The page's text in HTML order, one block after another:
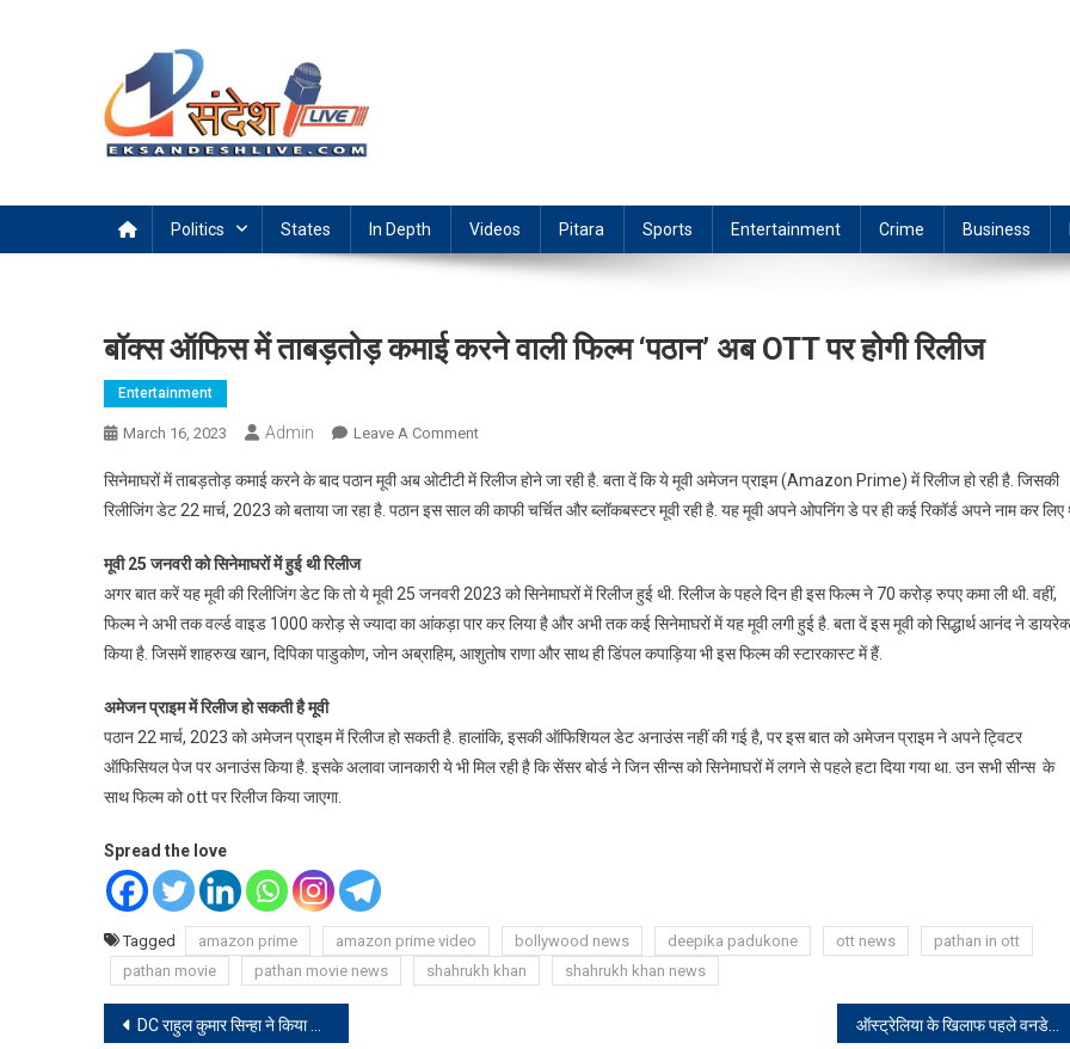
Politics States In Depth Videos Pitara Sports Entertainment Crime Business
बॉक्स ऑफिस में ताबड़तोड़ कमाई करने वाली फिल्म ‘पठान’ अब OTT पर होगी रिलीज
Entertainment
March 16, 2023 Admin Leave A CommentOn
ऑफिस
में
करने
वाली
फिल्म
OTT
पर
सिनेमाघरों में ताबड़तोड़ कमाई करने के बाद पठान मूवी अब ओटीटी में रिलीज होने जा रही है. बता दें कि ये मूवी अमेजन प्राइम (Amazon Prime) में रिलीज हो रही है. जिसकी
रिलीजिंग डेट 22 मार्च, 2023 को बताया जा रहा है. पठान इस साल की काफी चर्चित और ब्लॉकबस्टर मूवी रही है. यह मूवी अपने ओपनिंग डे पर ही कई रिकॉर्ड अपने नाम कर लिए
मूवी 25 जनवरी को सिनेमाघरों में हुई थी रिलीज
अगर बात करें यह मूवी की रिलीजिंग डेट कि तो ये मूवी 25 जनवरी 2023 को सिनेमाघरों में रिलीज हुई थी. रिलीज के पहले दिन ही इस फिल्म ने 70 करोड़ रुपए कमा ली थी. वहीं,
फिल्म ने अभी तक वर्ल्ड वाइड 1000 करोड़ से ज्यादा का आंकड़ा पार कर लिया है और अभी तक कई सिनेमाघरों में यह मूवी लगी हुई है. बता दें इस मूवी को सिद्धार्थ आनंद ने
किया है. जिसमें शाहरुख खान, दिपिका पाडुकोण, जोन अब्राहिम, आशुतोष राणा और साथ ही डिंपल कपाड़िया भी इस फिल्म की स्टारकास्ट में हैं.
अमेजन प्राइम में रिलीज हो सकती है मूवी
पठान 22 मार्च, 2023 को अमेजन प्राइम में रिलीज हो सकती है. हालांकि, इसकी ऑफिशियल डेट अनाउंस नहीं की गई है, पर इस बात को अमेजन प्राइम ने अपने ट्विटर
ऑफिसियल पेज पर अनाउंस किया है. इसके अलावा जानकारी ये भी मिल रही है कि सेंसर बोर्ड ने जिन सीन्स को सिनेमाघरों में लगने से पहले हटा दिया गया था. उन सभी सीन्स के
साथ फिल्म को ott पर रिलीज किया जाएगा.
Spread the love
Tagged amazon prime amazon prime video bollywood news deepika padukone ott news
pathan in ott
pathan movie
pathan movie news shahrukh khan shahrukh khan news
Post
DC राहुल कुमार सिन्हा ने किया खलारी प्रखंड स्थित मोनेट डेनियल कोल वाशरी का निरीक्षण ऑस्ट्रेलिया के खिलाफ पहले वनडे मैच में सूर्या का क्या होगा? जानिए संभावित प्लेइंग-11